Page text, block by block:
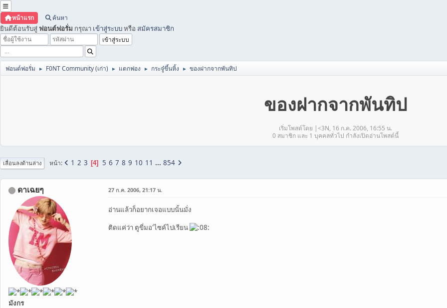
หน้าแรก ค้นหา
ยินดีต้อนรับสู่ ฟอนต์ฟอรั่ม กรุณา เข้าสู่ระบบหรือ สมัครสมาชิก
ฟอนต์ฟอรั่ม ► F0NT Community (เก่า) ► แตกฟอง ► กระจู๋ขึ้นหิ้ง ► ของฝากจากพันทิป
ของฝากจากพันทิป
เริ่มโพสต์โดย |<3N, 16 ก.ค. 2006, 16:55 น.
0 สมาชิก และ 1 บุคคลทั่วไป กำลังเปิดอ่านโพสต์นี้
เลื่อนลงด้านล่าง หน้า 1 2 3 4 5 6 7 8 9 10 11 ... 854
ดาเฉยๆ
มังกร
27 ก.ค. 2006, 21:17 น.
อ่านแล้วก็อยากเจอแบบนั้นมั่ง
ติดแค่ว่า ตูขี่มอ'ไซค์ไปเรียน